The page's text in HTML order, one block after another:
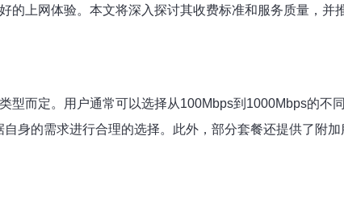
的上网体验。本文将深入探讨其收费标准和服务质量，并
型而定。用户通常可以选择从100Mbps到1000Mbps的不
身的需求进行合理的选择。此外，部分套餐还提供了附